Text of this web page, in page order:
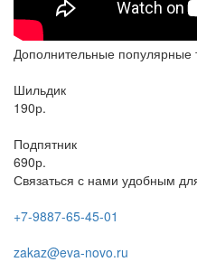
Дополнительные популярные
Шильдик
190р.
Подпятник
690р.
Связаться с нами удобным
+7-9887-65-45-01
zakaz@eva-novo.ru